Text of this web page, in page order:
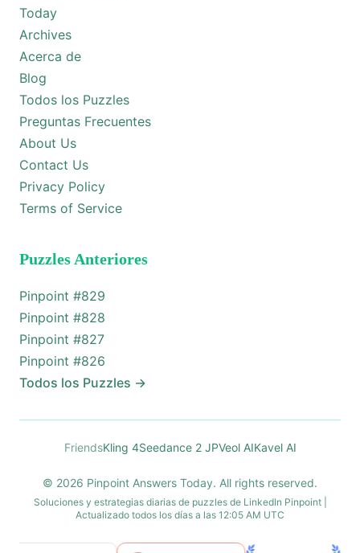
Today
Archives
Acerca de
Blog
Todos los Puzzles
Preguntas Frecuentes
About Us
Contact Us
Privacy Policy
Terms of Service
Puzzles Anteriores
Pinpoint #829
Pinpoint #828
Pinpoint #827
Pinpoint #826
Todos los Puzzles →
FriendsKling 4Seedance 2 JPVeol AIKavel AI
© 2026 Pinpoint Answers Today. All rights reserved.
Soluciones y estrategias diarias de puzzles de LinkedIn Pinpoint |
Actualizado todos los días a las 12:05 AM UTC